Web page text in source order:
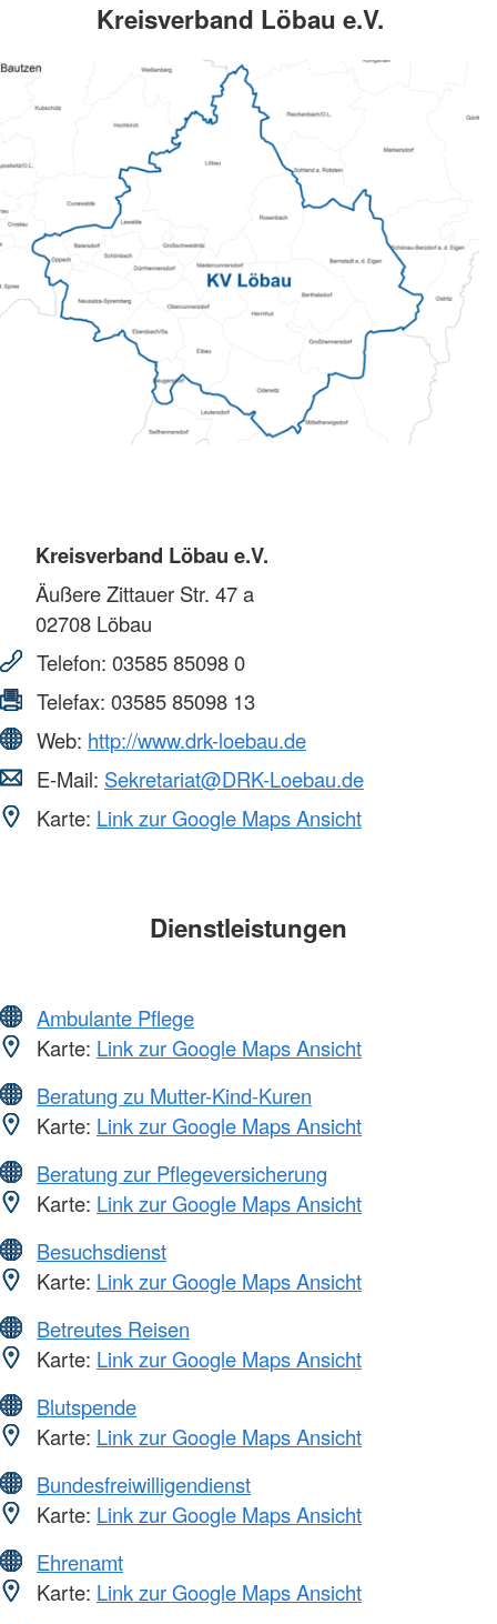
Kreisverband Löbau e.V.
Kreisverband Löbau e.V.
Äußere Zittauer Str. 47 a
02708 Löbau
Telefon: 03585 85098 0
Telefax: 03585 85098 13
Web: http://www.drk-loebau.de
E-Mail: Sekretariat@DRK-Loebau.de
Karte: Link zur Google Maps Ansicht
Dienstleistungen
Ambulante Pflege
Karte: Link zur Google Maps Ansicht
Beratung zu Mutter-Kind-Kuren
Karte: Link zur Google Maps Ansicht
Beratung zur Pflegeversicherung
Karte: Link zur Google Maps Ansicht
Besuchsdienst
Karte: Link zur Google Maps Ansicht
Betreutes Reisen
Karte: Link zur Google Maps Ansicht
Blutspende
Karte: Link zur Google Maps Ansicht
Bundesfreiwilligendienst
Karte: Link zur Google Maps Ansicht
Ehrenamt
Karte: Link zur Google Maps Ansicht